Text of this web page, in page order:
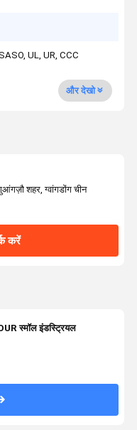
UL, UR, CCC
और देखो
शहर, ग्वांगडोंग चीन
करें
स्मॉल इंडस्ट्रियल